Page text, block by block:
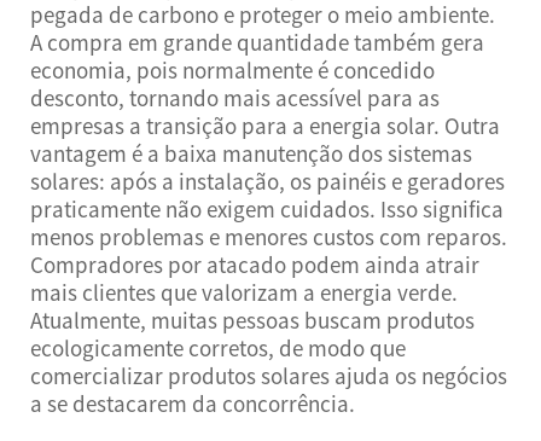
pegada de carbono e proteger o meio ambiente.
A compra em grande quantidade também gera
economia, pois normalmente é concedido
desconto, tornando mais acessível para as
empresas a transição para a energia solar. Outra
vantagem é a baixa manutenção dos sistemas
solares: após a instalação, os painéis e geradores
praticamente não exigem cuidados. Isso significa
menos problemas e menores custos com reparos.
Compradores por atacado podem ainda atrair
mais clientes que valorizam a energia verde.
Atualmente, muitas pessoas buscam produtos
ecologicamente corretos, de modo que
comercializar produtos solares ajuda os negócios
a se destacarem da concorrência.